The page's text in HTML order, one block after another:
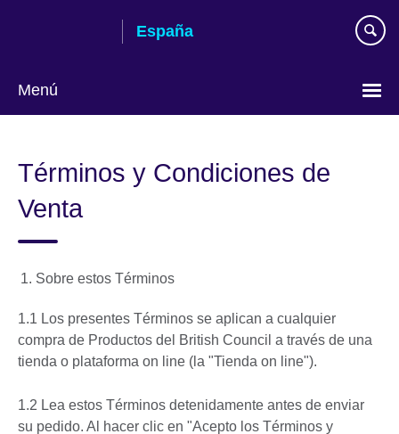
España
Menú
Términos y Condiciones de
Venta
Sobre estos Términos
1.1 Los presentes Términos se aplican a cualquier
compra de Productos del British Council a través de una
tienda o plataforma on line (la "Tienda on line").
1.2 Lea estos Términos detenidamente antes de enviar
su pedido. Al hacer clic en "Acepto los Términos y